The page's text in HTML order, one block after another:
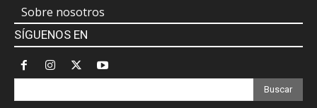
Sobre nosotros
SÍGUENOS EN
Buscar